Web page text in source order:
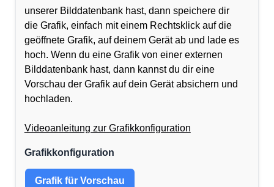
unserer Bilddatenbank hast, dann speichere dir
die Grafik, einfach mit einem Rechtsklick auf die
geöffnete Grafik, auf deinem Gerät ab und lade es
hoch. Wenn du eine Grafik von einer externen
Bilddatenbank hast, dann kannst du dir eine
Vorschau der Grafik auf dein Gerät absichern und
hochladen.
Videoanleitung zur Grafikkonfiguration
Grafikkonfiguration
Grafik für Vorschau